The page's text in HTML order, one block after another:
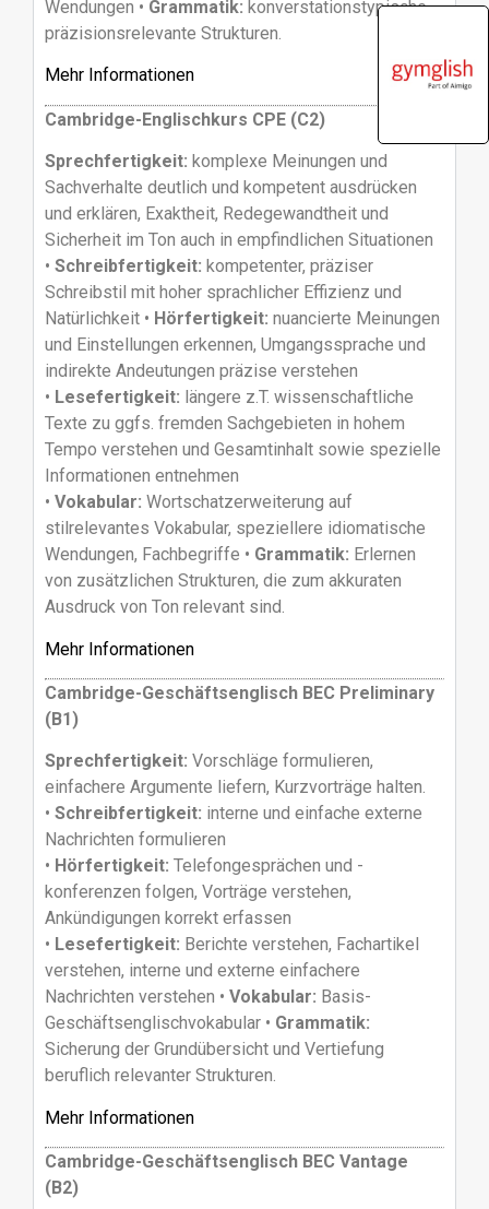
Wendungen • Grammatik: konverstationstypische
präzisionsrelevante Strukturen.
Mehr Informationen
Cambridge-Englischkurs CPE (C2)
Sprechfertigkeit: komplexe Meinungen und
Sachverhalte deutlich und kompetent ausdrücken
und erklären, Exaktheit, Redegewandtheit und
Sicherheit im Ton auch in empfindlichen Situationen
• Schreibfertigkeit: kompetenter, präziser
Schreibstil mit hoher sprachlicher Effizienz und
Natürlichkeit • Hörfertigkeit: nuancierte Meinungen
und Einstellungen erkennen, Umgangssprache und
indirekte Andeutungen präzise verstehen
• Lesefertigkeit: längere z.T. wissenschaftliche
Texte zu ggfs. fremden Sachgebieten in hohem
Tempo verstehen und Gesamtinhalt sowie spezielle
Informationen entnehmen
• Vokabular: Wortschatzerweiterung auf
stilrelevantes Vokabular, speziellere idiomatische
Wendungen, Fachbegriffe • Grammatik: Erlernen
von zusätzlichen Strukturen, die zum akkuraten
Ausdruck von Ton relevant sind.
Mehr Informationen
Cambridge-Geschäftsenglisch BEC Preliminary
(B1)
Sprechfertigkeit: Vorschläge formulieren,
einfachere Argumente liefern, Kurzvorträge halten.
• Schreibfertigkeit: interne und einfache externe
Nachrichten formulieren
• Hörfertigkeit: Telefongesprächen und -
konferenzen folgen, Vorträge verstehen,
Ankündigungen korrekt erfassen
• Lesefertigkeit: Berichte verstehen, Fachartikel
verstehen, interne und externe einfachere
Nachrichten verstehen • Vokabular: Basis-
Geschäftsenglischvokabular • Grammatik:
Sicherung der Grundübersicht und Vertiefung
beruflich relevanter Strukturen.
Mehr Informationen
Cambridge-Geschäftsenglisch BEC Vantage
(B2)